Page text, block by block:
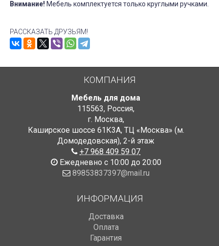
Внимание! Мебель комплектуется только круглыми ручками.
РАССКАЗАТЬ ДРУЗЬЯМ!
КОМПАНИЯ
Мебель для дома
115563, Россия,
г. Москва,
Каширское шоссе 61К3А, ТЦ «Москва» (м.
Домодедовская), 2-й этаж
+7 968 409 59 07
Ежедневно с 10:00 до 20:00
89853837397@mail.ru
ИНФОРМАЦИЯ
Доставка
Оплата
Гарантия